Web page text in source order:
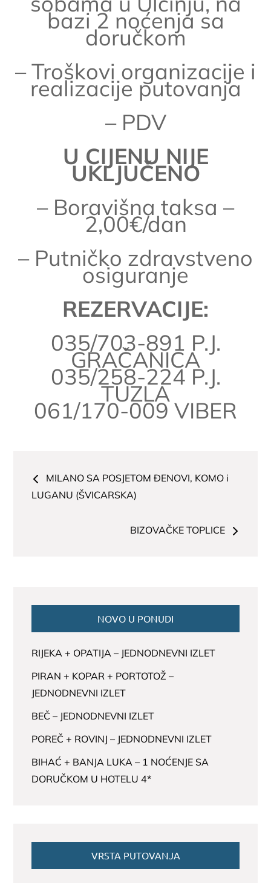
bazi 2 noćenja sa
doručkom
– Troškovi organizacije i
realizacije putovanja
– PDV
U CIJENU NIJE
UKLJUČENO
– Boravišna taksa –
2,00€/dan
– Putničko zdravstveno
osiguranje
REZERVACIJE:
035/703-891 P.J.
GRAČANICA
035/258-224 P.J.
TUZLA
061/170-009 VIBER
Navigacija
članaka
MILANO SA POSJETOM ĐENOVI, KOMO i
LUGANU (ŠVICARSKA)
BIZOVAČKE TOPLICE
NOVO U PONUDI
RIJEKA + OPATIJA – JEDNODNEVNI IZLET
PIRAN + KOPAR + PORTOTOŽ –
JEDNODNEVNI IZLET
BEČ – JEDNODNEVNI IZLET
POREČ + ROVINJ – JEDNODNEVNI IZLET
BIHAĆ + BANJA LUKA – 1 NOĆENJE SA
DORUČKOM U HOTELU 4*
VRSTA PUTOVANJA